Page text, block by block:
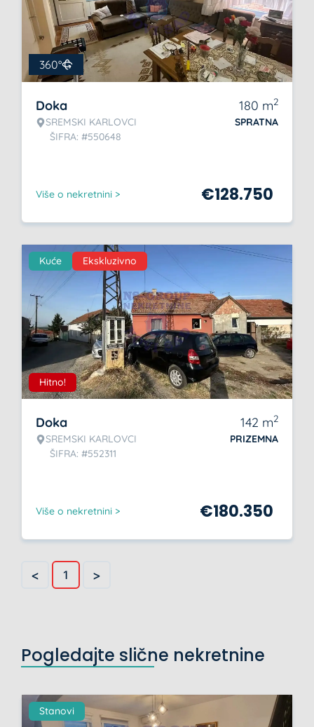
360°
Doka
SREMSKI KARLOVCI
ŠIFRA: #550648
180 m2
SPRATNA
Više o nekretnini > €128.750
Kuće Ekskluzivno
Hitno!
Doka
SREMSKI KARLOVCI
ŠIFRA: #552311
142 m2
PRIZEMNA
Više o nekretnini > €180.350
< 1 >
Pogledajte slične nekretnine
Stanovi